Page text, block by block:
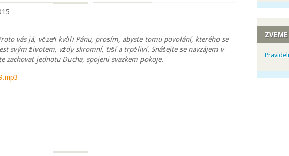
vás já, vězeň kvůli Pánu, prosím, abyste tomu povolání, kterého se
svým životem, vždy skromní, tiší a trpěliví. Snášejte se navzájem v
zachovat jednotu Ducha, spojeni svazkem pokoje.